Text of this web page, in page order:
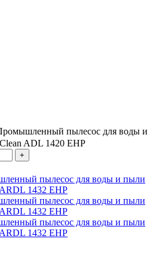
пылесос для воды и
ADL 1420 EHP